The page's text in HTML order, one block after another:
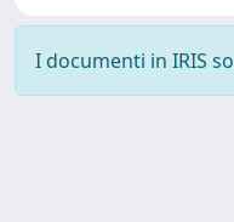
I documenti in IRIS